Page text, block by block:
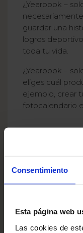
Consentimiento
Esta página web
Las cookies de
¿Yearbook –
guardar una
logros
toda tu vida.
¿Yearbook –
eliges cuál
ejemplo, crear
fotocalendario